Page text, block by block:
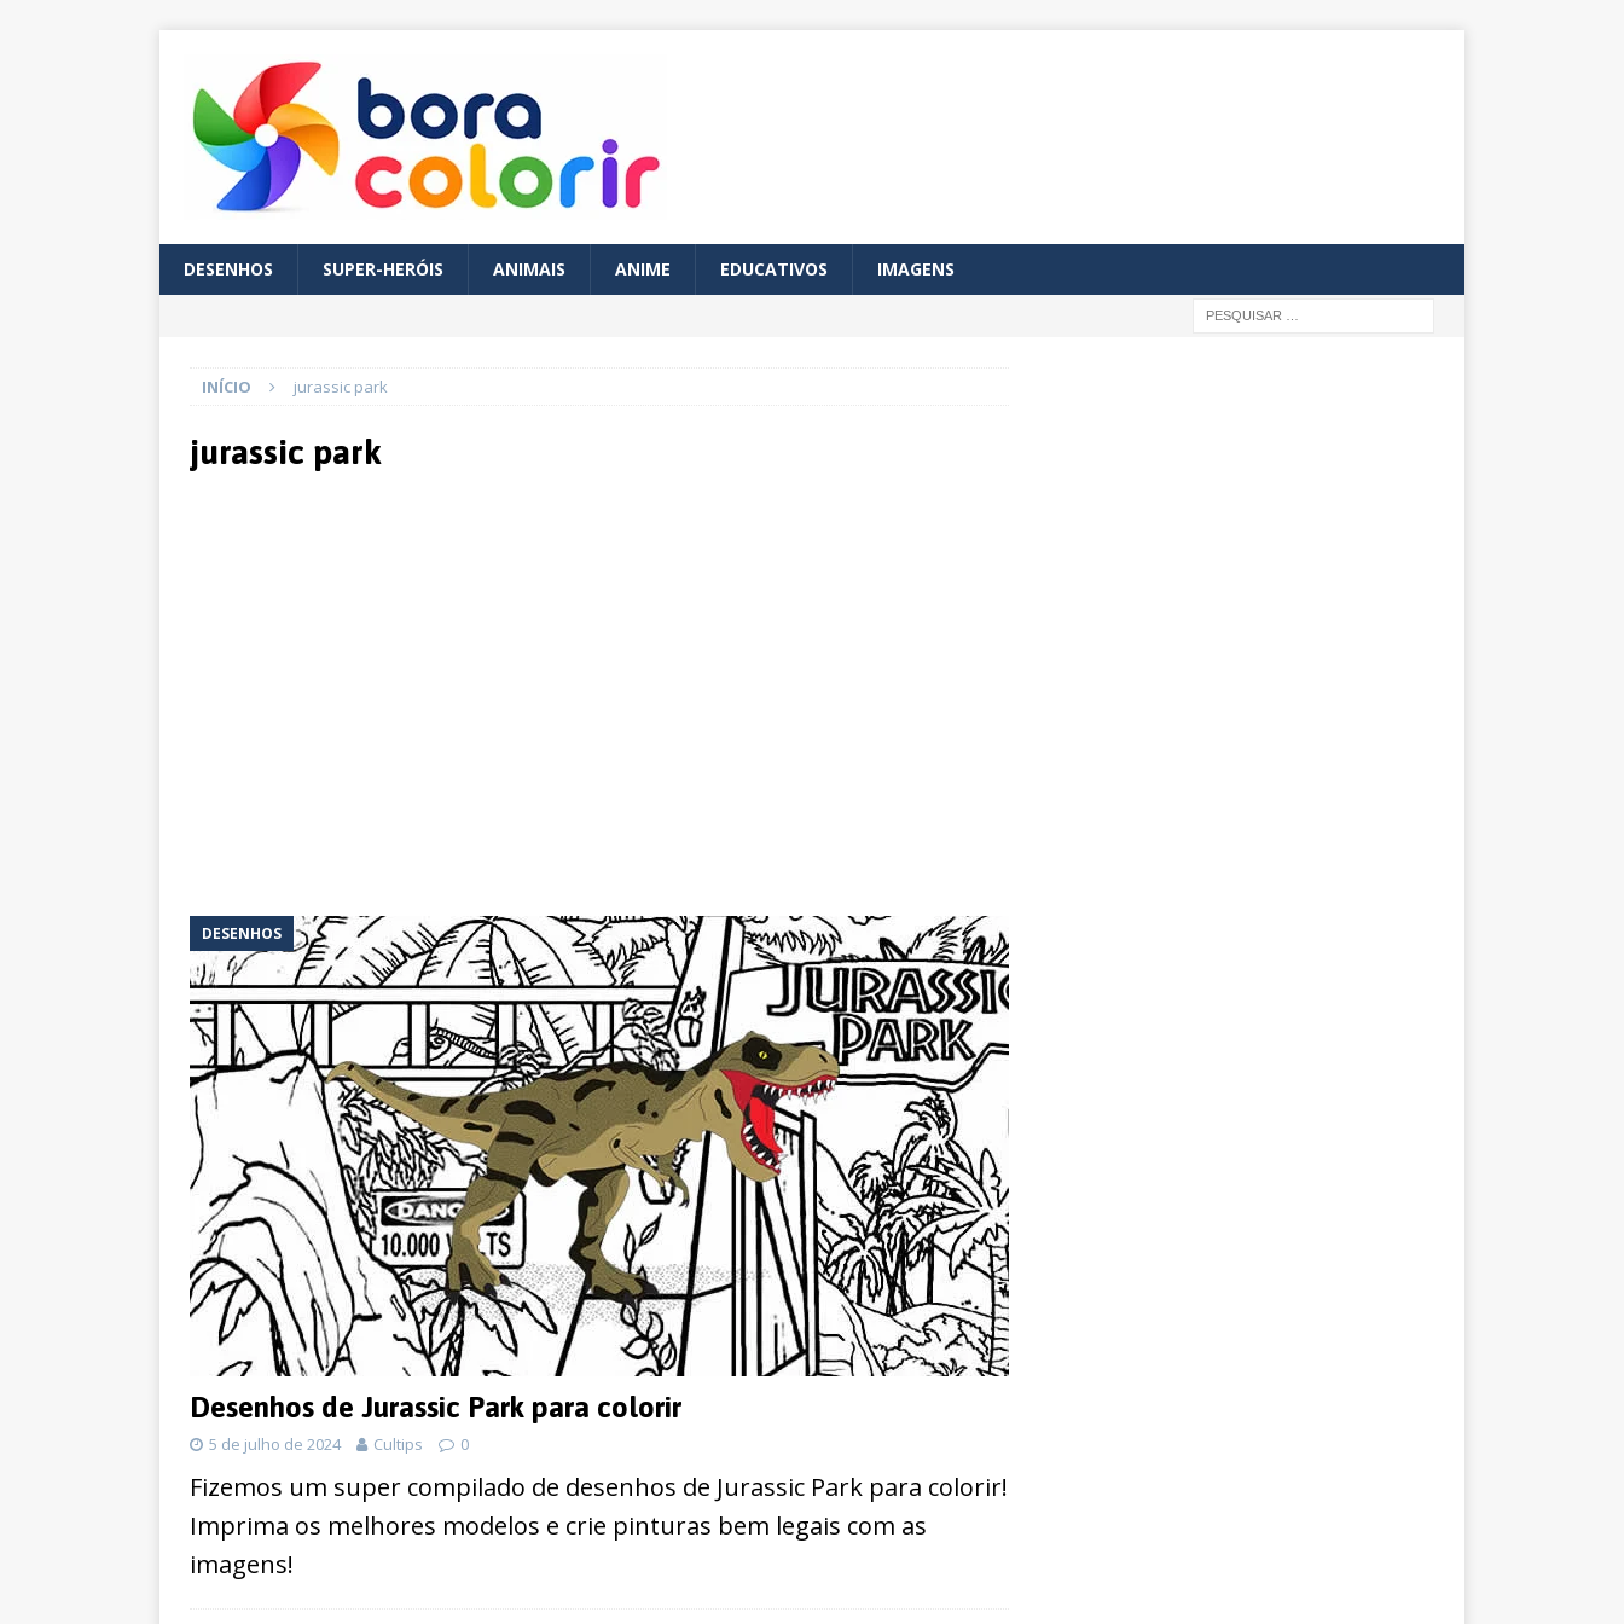
DESENHOS SUPER-HERÓIS ANIMAIS ANIME EDUCATIVOS IMAGENS
INÍCIO jurassic park
jurassic park
DESENHOS
Desenhos de Jurassic Park para colorir
5 de julho de 2024 Cultips 0
Fizemos um super compilado de desenhos de Jurassic Park para colorir!
Imprima os melhores modelos e crie pinturas bem legais com as
imagens!